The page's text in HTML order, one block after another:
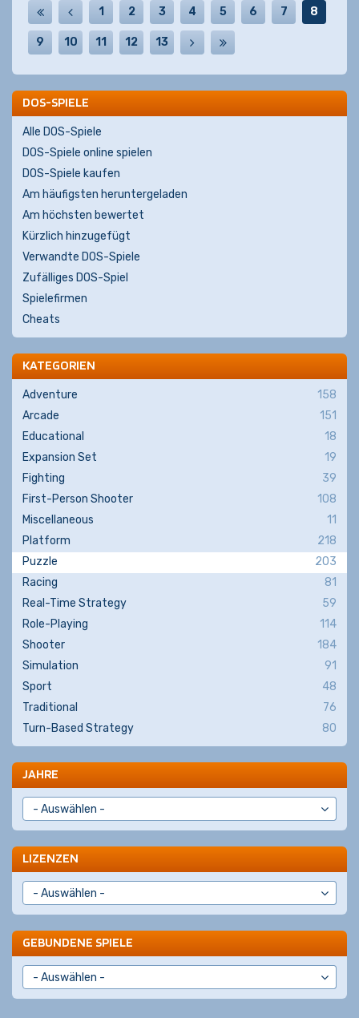
1 2 3 4 5 6 7 8
9 10 11 12 13
DOS-SPIELE
Alle DOS-Spiele
DOS-Spiele online spielen
DOS-Spiele kaufen
Am häufigsten heruntergeladen
Am höchsten bewertet
Kürzlich hinzugefügt
Verwandte DOS-Spiele
Zufälliges DOS-Spiel
Spielefirmen
Cheats
KATEGORIEN
Adventure
158
Arcade
151
Educational
18
Expansion Set
19
Fighting
39
First-Person Shooter
108
Miscellaneous
11
Platform
218
Puzzle
203
Racing
81
Real-Time Strategy
59
Role-Playing
114
Shooter
184
Simulation
91
Sport
48
Traditional
76
Turn-Based Strategy
80
JAHRE
LIZENZEN
GEBUNDENE SPIELE